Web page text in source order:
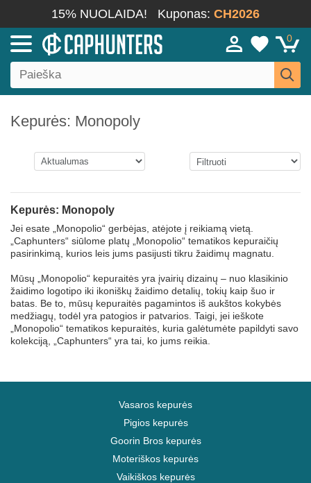
15% NUOLAIDA! Kuponas: CH2026
0
Kepurės: Monopoly
Kepurės: Monopoly
Jei esate „Monopolio“ gerbėjas, atėjote į reikiamą vietą.
„Caphunters“ siūlome platų „Monopolio“ tematikos kepuraičių
pasirinkimą, kurios leis jums pasijusti tikru žaidimų magnatu.
Mūsų „Monopolio“ kepuraitės yra įvairių dizainų – nuo klasikinio
žaidimo logotipo iki ikoniškų žaidimo detalių, tokių kaip šuo ir
batas. Be to, mūsų kepuraitės pagamintos iš aukštos kokybės
medžiagų, todėl yra patogios ir patvarios. Taigi, jei ieškote
„Monopolio“ tematikos kepuraitės, kuria galėtumėte papildyti savo
kolekciją, „Caphunters“ yra tai, ko jums reikia.
Vasaros kepurės
Pigios kepurės
Goorin Bros kepurės
Moteriškos kepurės
Vaikiškos kepurės